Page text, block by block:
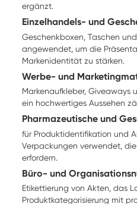
ergänzt.
Einzelhandels- und
Geschenkboxen, Taschen
angewendet, um die
Markenidentität zu stärken.
Werbe- und
Markenaufkleber, Giveaways
ein hochwertiges Aussehen
Pharmazeutische und
für Produktidentifikation und
Verpackungen verwendet,
erfordern.
Büro- und
Etikettierung von Akten, das
Produktkategorisierung mit